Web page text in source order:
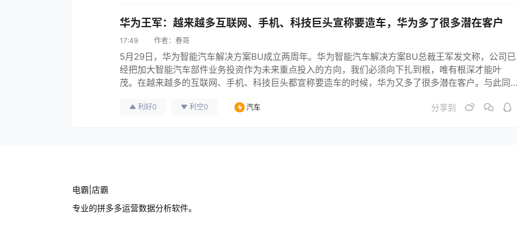
华为王军：越来越多互联网、手机、科技巨头宣称要造车，华为多了很多潜在客户
17:49 作者： 春哥
5月29日，华为智能汽车解决方案BU成立两周年。华为智能汽车解决方案BU总裁王军发文称，公司已
经把加大智能汽车部件业务投资作为未来重点投入的方向，我们必须向下扎到根，唯有根深才能叶
茂。在越来越多的互联网、手机、科技巨头都宣称要造车的时候，华为又多了很多潜在客户。与此同
联汽车增量部件供应商，帮助车企造好车。
利好0 利空0 汽车 分享到
电霸|店霸
专业的拼多多运营数据分析软件。